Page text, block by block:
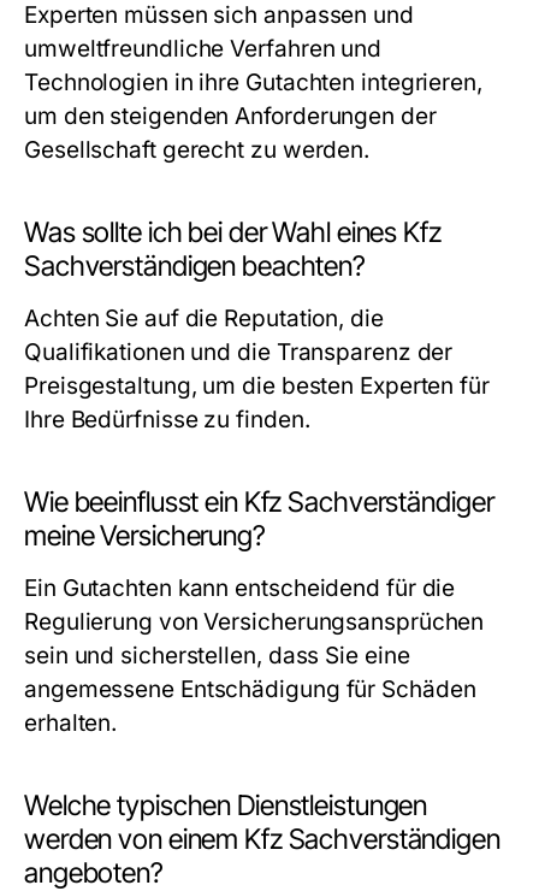
Experten müssen sich anpassen und
umweltfreundliche Verfahren und
Technologien in ihre Gutachten integrieren,
um den steigenden Anforderungen der
Gesellschaft gerecht zu werden.
Was sollte ich bei der Wahl eines Kfz
Sachverständigen beachten?
Achten Sie auf die Reputation, die
Qualifikationen und die Transparenz der
Preisgestaltung, um die besten Experten für
Ihre Bedürfnisse zu finden.
Wie beeinflusst ein Kfz Sachverständiger
meine Versicherung?
Ein Gutachten kann entscheidend für die
Regulierung von Versicherungsansprüchen
sein und sicherstellen, dass Sie eine
angemessene Entschädigung für Schäden
erhalten.
Welche typischen Dienstleistungen
werden von einem Kfz Sachverständigen
angeboten?